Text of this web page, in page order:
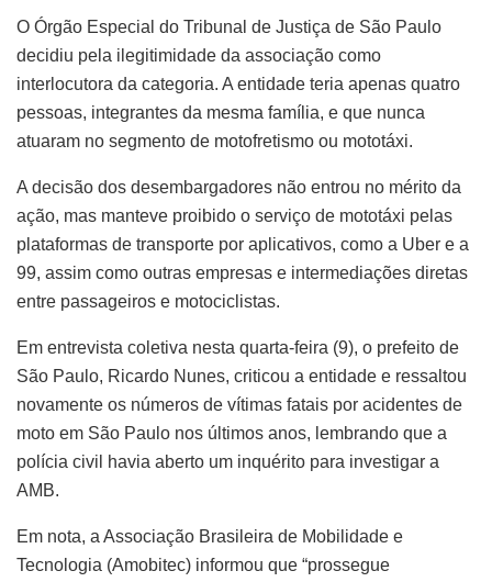
O Órgão Especial do Tribunal de Justiça de São Paulo
decidiu pela ilegitimidade da associação como
interlocutora da categoria. A entidade teria apenas quatro
pessoas, integrantes da mesma família, e que nunca
atuaram no segmento de motofretismo ou mototáxi.
A decisão dos desembargadores não entrou no mérito da
ação, mas manteve proibido o serviço de mototáxi pelas
plataformas de transporte por aplicativos, como a Uber e a
99, assim como outras empresas e intermediações diretas
entre passageiros e motociclistas.
Em entrevista coletiva nesta quarta-feira (9), o prefeito de
São Paulo, Ricardo Nunes, criticou a entidade e ressaltou
novamente os números de vítimas fatais por acidentes de
moto em São Paulo nos últimos anos, lembrando que a
polícia civil havia aberto um inquérito para investigar a
AMB.
Em nota, a Associação Brasileira de Mobilidade e
Tecnologia (Amobitec) informou que “prossegue